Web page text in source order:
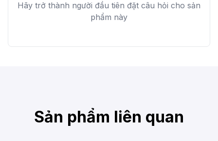
Hãy trở thành người đầu tiên đặt câu hỏi cho sản
phẩm này
Sản phẩm liên quan